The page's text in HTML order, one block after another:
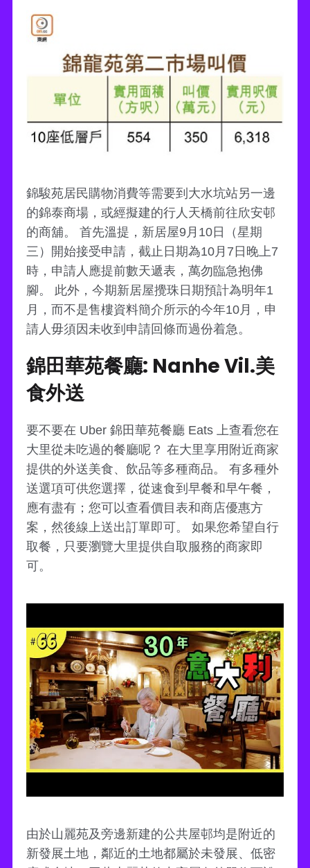
錦駿苑居民購物消費等需要到大水坑站另一邊
的錦泰商場，或經擬建的行人天橋前往欣安邨
的商舖。 首先溫提，新居屋9月10日（星期
三）開始接受申請，截止日期為10月7日晚上7
時，申請人應提前數天遞表，萬勿臨急抱佛
腳。 此外，今期新居屋攪珠日期預計為明年1
月，而不是售樓資料簡介所示的今年10月，申
請人毋須因未收到申請回條而過份着急。
錦田華苑餐廳: Nanhe Vil.美
食外送
要不要在 Uber 錦田華苑餐廳 Eats 上查看您在
大里從未吃過的餐廳呢？ 在大里享用附近商家
提供的外送美食、飲品等多種商品。 有多種外
送選項可供您選擇，從速食到早餐和早午餐，
應有盡有；您可以查看價目表和商店優惠方
案，然後線上送出訂單即可。 如果您希望自行
取餐，只要瀏覽大里提供自取服務的商家即
可。
由於山麗苑及旁邊新建的公共屋邨均是附近的
新發展土地，鄰近的土地都屬於未發展、低密